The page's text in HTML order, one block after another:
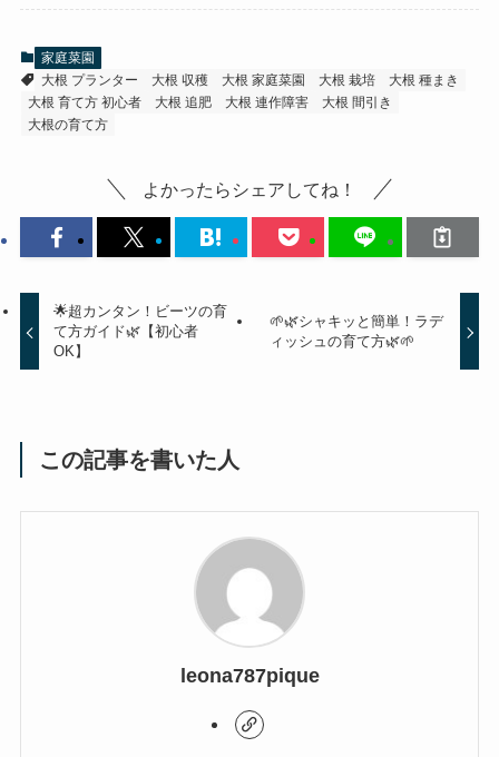
家庭菜園
大根 プランター
大根 収穫 大根 家庭菜園 大根 栽培
大根 種まき
大根 育て方 初心者
大根 追肥 大根 連作障害
大根 間引き
大根の育て方
よかったらシェアしてね！
🌟超カンタン！ビーツの育
て方ガイド🌿【初心者
OK】
🌱🌿シャキッと簡単！ラデ
ィッシュの育て方🌿🌱
この記事を書いた人
leona787pique